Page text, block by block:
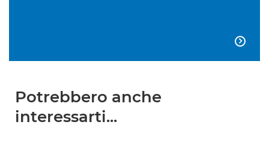

Potrebbero anche
interessarti...